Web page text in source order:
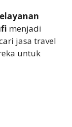
menjadi
jasa travel
untuk